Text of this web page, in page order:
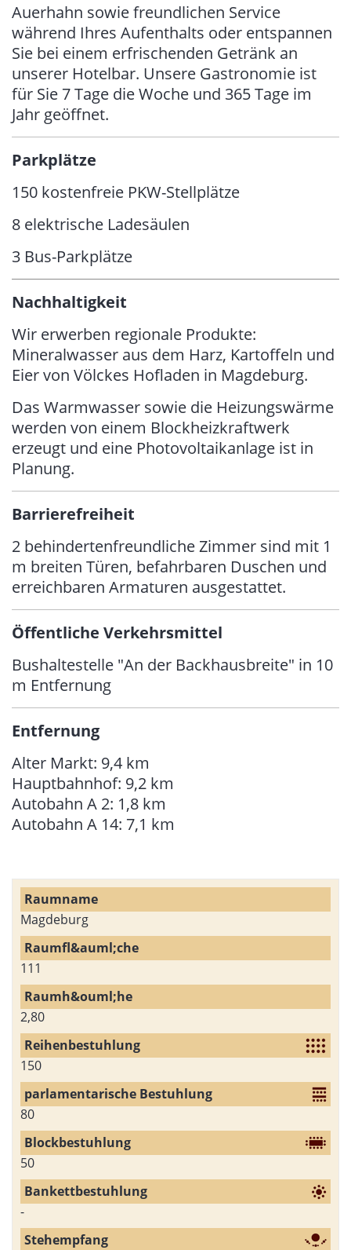
Auerhahn sowie freundlichen Service
während Ihres Aufenthalts oder entspannen
Sie bei einem erfrischenden Getränk an
unserer Hotelbar. Unsere Gastronomie ist
für Sie 7 Tage die Woche und 365 Tage im
Jahr geöffnet.
Parkplätze
150 kostenfreie PKW-Stellplätze
8 elektrische Ladesäulen
3 Bus-Parkplätze
Nachhaltigkeit
Wir erwerben regionale Produkte:
Mineralwasser aus dem Harz, Kartoffeln und
Eier von Völckes Hofladen in Magdeburg.
Das Warmwasser sowie die Heizungswärme
werden von einem Blockheizkraftwerk
erzeugt und eine Photovoltaikanlage ist in
Planung.
Barrierefreiheit
2 behindertenfreundliche Zimmer sind mit 1
m breiten Türen, befahrbaren Duschen und
erreichbaren Armaturen ausgestattet.
Öffentliche Verkehrsmittel
Bushaltestelle "An der Backhausbreite" in 10
m Entfernung
Entfernung
Alter Markt: 9,4 km
Hauptbahnhof: 9,2 km
Autobahn A 2: 1,8 km
Autobahn A 14: 7,1 km
Magdeburg
111
2,80
150
80
50
-